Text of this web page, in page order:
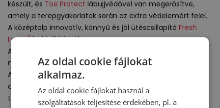
készült, és Toe Protect lábujjvédővel van megerősítve,
amely a terepgyakorlatok során az extra védelemért felel.
A középtalp innovatív, könnyű és jól ütéscsillapító Fresh
FoamXhabból készült.
A lábbeli
növeli a tapadást nedves talajon.
A futófelület ezen felül
amely nagyon jó tapadást biztosít, köszönhetően a
terepfutó és a trail cipők futófelületének kombinációjának.
Az oldal cookie fájlokat
alkalmaz.
Az oldal cookie fájlokat használ a
szolgáltatások teljesítése érdekében, pl. a